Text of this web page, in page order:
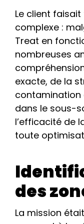
Le client
complexe :
Treat en
nombreuses
exacte, de la
dans le sous-
l’efficacité de
toute
des
La mission